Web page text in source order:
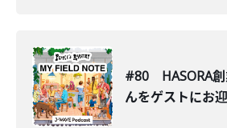
#80 HASORA創
んをゲストにお